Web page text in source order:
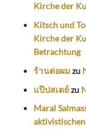
Kirche der
Kitsch und
Kirche der
Betrachtung
ร้านต่อผมzu
แป๊ปสเตย์zu
Maral